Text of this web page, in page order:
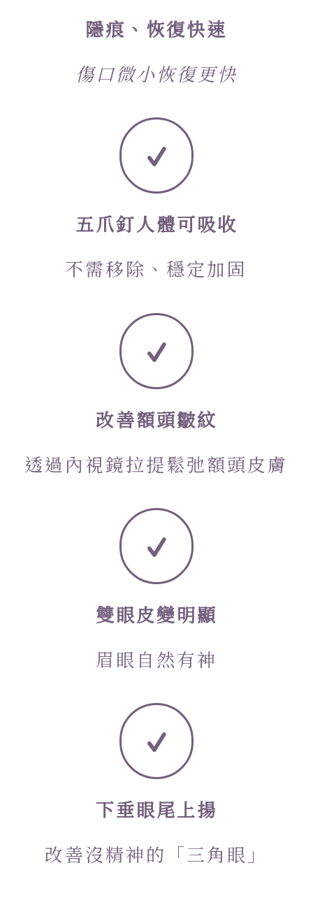
隱痕、恢復快速
傷口微小恢復更快
五爪釘人體可吸收
不需移除、穩定加固
改善額頭皺紋
透過內視鏡拉提鬆弛額頭皮膚
雙眼皮變明顯
眉眼自然有神
下垂眼尾上揚
改善沒精神的「三角眼」